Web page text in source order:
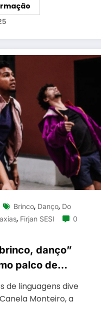
Brinco, Danço, Do
, Firjan SESI
0
danço”
palco de
no Teatro
de linguagens dive
Monteiro, a